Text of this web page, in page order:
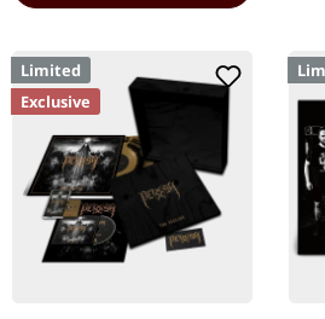
Limited
Exclusive